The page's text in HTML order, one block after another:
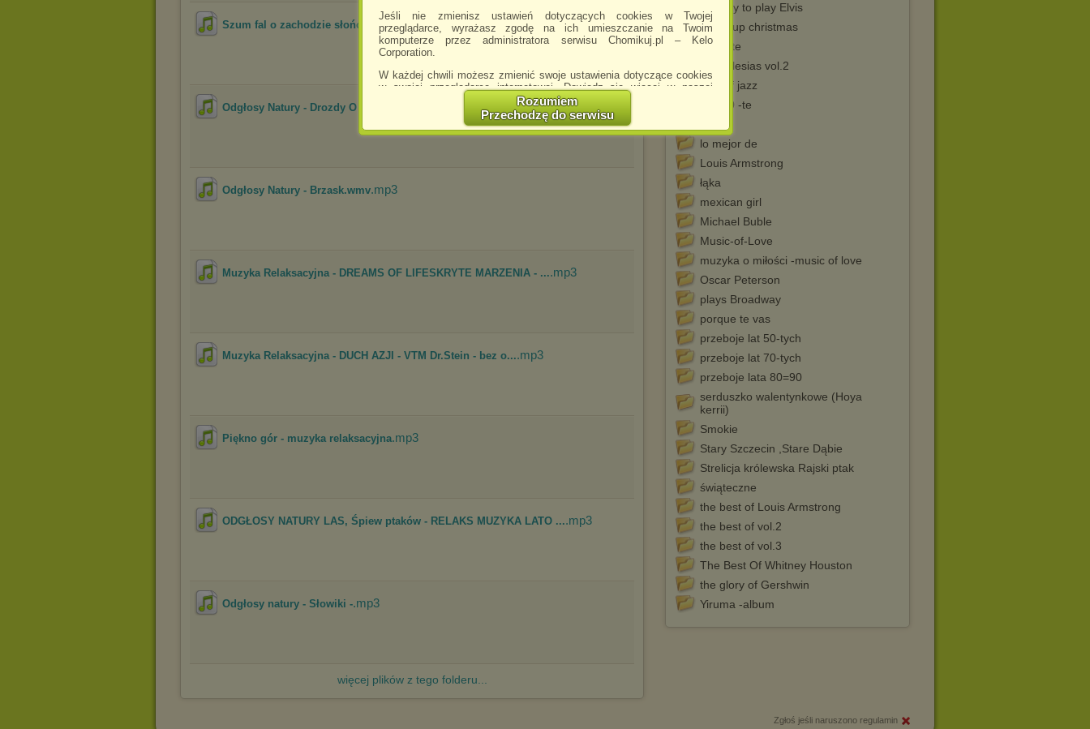
Jeśli nie zmienisz ustawień dotyczących cookies w Twojej
przeglądarce, wyrażasz zgodę na ich umieszczanie na Twoim
komputerze przez administratora serwisu Chomikuj.pl – Kelo
Corporation.
W każdej chwili możesz zmienić swoje ustawienia dotyczące cookies
w swojej przeglądarce internetowej. Dowiedz się więcej w naszej
http://chomikuj.pl/PolitykaPrywatnosci.aspx
Jednocześnie informujemy że zmiana ustawień przeglądarki może
spowodować ograniczenie korzystania ze strony Chomikuj.pl.
W przypadku braku twojej zgody na akceptację cookies niestety
Wykorzystanie plików cookies
Zaufanych Partnerów
(dostosowanie reklam do Twoich potrzeb, analiza skuteczności działań
Wyrażenie sprzeciwu spowoduje, że wyświetlana Ci reklama nie
będzie dopasowana do Twoich preferencji, a będzie to reklama
Istnieje możliwość zmiany ustawień przeglądarki internetowej w
sposób uniemożliwiający przechowywanie plików cookies na
urządzeniu końcowym. Można również usunąć pliki cookies,
dokonując odpowiednich zmian w ustawieniach przeglądarki
Pełną informację na ten temat znajdziesz pod adresem
Rozumiem
Przechodzę do serwisu
its easy to play Elvis
jazz it up christmas
jeanette
julio iglesias vol.2
king of jazz
lata 60 -te
lo mejor de
Louis Armstrong
łąka
mexican girl
Michael Buble
Music-of-Love
muzyka o miłości -music of love
Oscar Peterson
plays Broadway
porque te vas
przeboje lat 50-tych
przeboje lat 70-tych
przeboje lata 80=90
serduszko walentynkowe (Hoya
kerrii)
Smokie
Stary Szczecin ,Stare Dąbie
Strelicja królewska Rajski ptak
świąteczne
the best of Louis Armstrong
the best of vol.2
the best of vol.3
The Best Of Whitney Houston
the glory of Gershwin
Yiruma -album
Szum fal o zachodzie słońca .mp3
Odgłosy Natury - Drozdy O Zmierzchu
Odgłosy Natury - Brzask.wmv.mp3
Muzyka Relaksacyjna - DREAMS OF LIFESKRYTE MARZENIA - ....mp3
Muzyka Relaksacyjna - DUCH AZJI - VTM Dr.Stein - bez o....mp3
Piękno gór - muzyka relaksacyjna.mp3
ODGŁOSY NATURY LAS, Śpiew ptaków - RELAKS MUZYKA LATO ....mp3
Odgłosy natury - Słowiki -.mp3
więcej plików z tego folderu...
Zgłoś jeśli naruszono regulamin